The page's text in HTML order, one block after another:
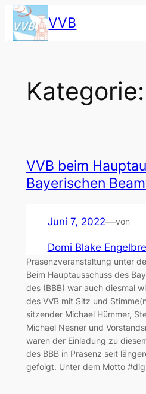
Zum
Inhalt
springen
VVB
Kategorie:
VVB beim
Baye­ri­schen
Juni 7, 2022—von
Domi Blake
Prä­senz­ver­an­stal­tung unter
Beim Haupt­aus­schuss des
des (BBB) war auch dies­mal
des VVB mit Sitz und
sit­zen­der Micha­el Hüm­mer,
Micha­el Nes­ner und
waren der Ein­la­dung zu
des BBB in Prä­senz seit
gefolgt. Unter dem Mot­to